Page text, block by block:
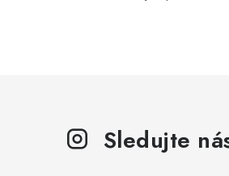
Sledujte